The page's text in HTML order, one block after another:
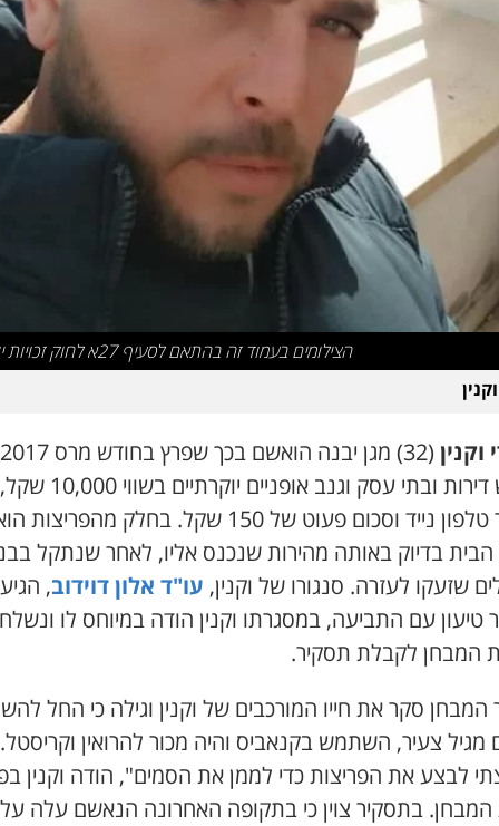
הצילומים בעמוד זה בהתאם לסעיף 27א לחוק זכויות יוצרים
וקנין
(32) מגן יבנה הואשם בכך שפרץ בחודש מרס 2017
לחמש דירות ובתי עסק וגנב אופניים יוקרתיים בשווי 10,000 שקל,
מכשיר טלפון נייד וסכום פעוט של 150 שקל. בחלק
הבית בדיוק באותה מהירות שנכנס אליו, לאחר שנתקל
שזעקו לעזרה. סנגורו של וקנין, עו"ד אלון דוידוב, הגיע
טיעון עם התביעה, במסגרתו וקנין הודה במיוחס לו ונשלח
המבחן לקבלת תסקיר.
המבחן סקר את חייו המורכבים של וקנין וגילה כי החל
מגיל צעיר, השתמש בקנאביס והיה מכור להרואין וקריסטל.
לבצע את הפריצות כדי לממן את הסמים", הודה וקנין
המבחן. בתסקיר צוין כי בתקופה האחרונה הנאשם עלה על